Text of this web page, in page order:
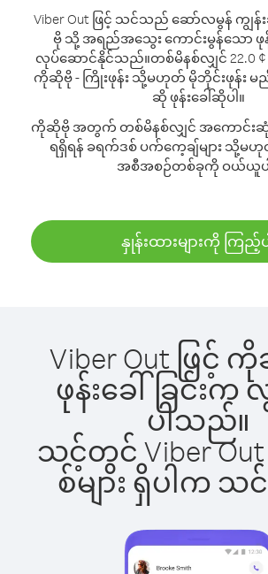
Viber Out ဖြင့် သင်သည် ဆော်လမွန် ကျွ
ဗို သို့ အရည်အသွေး ကောင်းမွန်သော ဖုန်
လုပ်ဆောင်နိုင်သည်။တစ်မိနစ်လျှင် 22.0
ကိုဆိုဗို - ကြိုးဖုန်း သို့မဟုတ် မိုဘိုင်းဖုန်း
ဆို ဖုန်းခေါ်ဆိုပါ။
ကိုဆိုဗို အတွက် တစ်မိနစ်လျှင် အကောင်းဆုံး
ရရှိရန် ခရက်ဒစ် ပက်ကေ့ချ်များ သို့မဟု
အစီအစဉ်တစ်ခုကို ဝယ်ယူပ
နှုန်းထားများကို ကြည့်ပ
Viber Out ဖြင့်
ဖုန်းခေါ်ခြင်း
ပါသည်။
သင့်တွင် Viber
စ်များ ရှိပါက